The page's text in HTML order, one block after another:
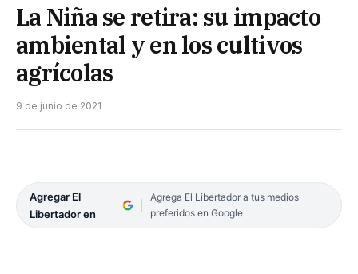
La Niña se retira: su impacto
ambiental y en los cultivos
agrícolas
9 de junio de 2021
Agregar El
Libertador en
Agrega El Libertador a tus medios
preferidos en Google